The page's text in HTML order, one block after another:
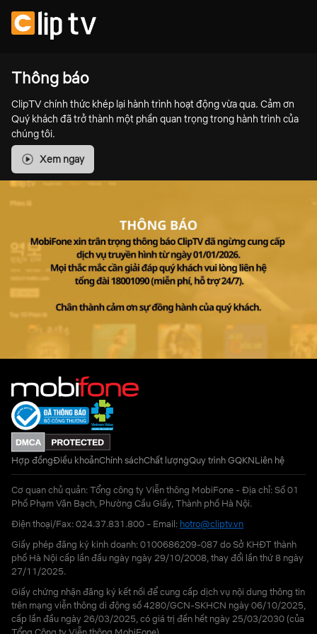
Thông báo
ClipTV chính thức khép lại hành trình hoạt động vừa qua. Cảm ơn
Quý khách đã trở thành một phần quan trọng trong hành trình của
chúng tôi.
Xem ngay
Hợp đồngĐiều khoảnChính sáchChất lượngQuy trình GQKNLiên hệ
Cơ quan chủ quản: Tổng công ty Viễn thông MobiFone - Địa chỉ: Số 01
Phố Phạm Văn Bạch, Phường Cầu Giấy, Thành phố Hà Nội.
Điện thoại/Fax: 024.37.831.800 - Email: hotro@cliptv.vn
Giấy phép đăng ký kinh doanh: 0100686209-087 do Sở KHĐT thành
phố Hà Nội cấp lần đầu ngày ngày 29/10/2008, thay đổi lần thứ 8 ngày
27/11/2025.
Giấy chứng nhận đăng ký kết nối để cung cấp dịch vụ nội dung thông tin
trên mạng viễn thông di động số 4280/GCN-SKHCN ngày 06/10/2025,
cấp lần đầu ngày 26/03/2025, có giá trị đến hết ngày 25/03/2030 (của